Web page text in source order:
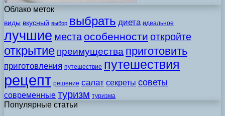
Облако меток
виды вкусный выбор выбрать диета идеальное
лучшие места особенности откройте
открытие преимущества приготовить
приготовления путешествие путешествия
рецепт решение салат секреты советы
современные туризм туризма
Популярные статьи